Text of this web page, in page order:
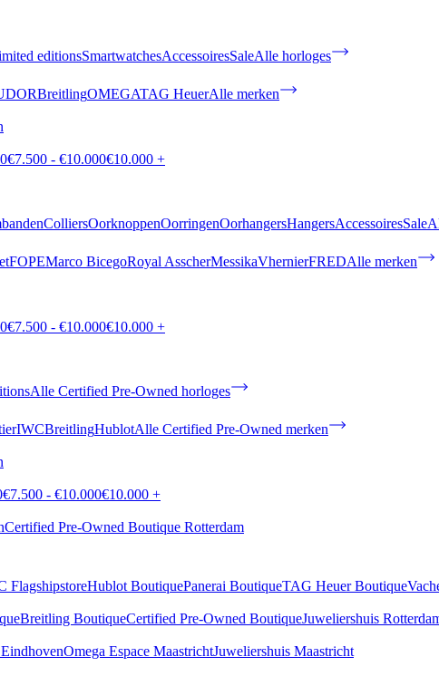
editionsSmartwatchesAccessoiresSaleAlle horloges
BreitlingOMEGATAG HeuerAlle merken
€7.500 - €10.000€10.000 +
ColliersOorknoppenOorringenOorhangersHangersAccessoiresSale
FOPEMarco BicegoRoyal AsscherMessikaVhernierFREDAlle merken
€7.500 - €10.000€10.000 +
Alle Certified Pre-Owned horloges
IWCBreitlingHublotAlle Certified Pre-Owned merken
€7.500 - €10.000€10.000 +
Certified Pre-Owned Boutique Rotterdam
FlagshipstoreHublot BoutiquePanerai BoutiqueTAG Heuer Boutique
Breitling BoutiqueCertified Pre-Owned BoutiqueJuweliershuis
Omega Espace MaastrichtJuweliershuis Maastricht